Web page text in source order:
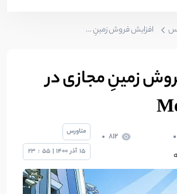
افزایش فروش زمینِ مجازی در Metaverse
زمینِ مجازی در
812
متاورس
15 آذر 1400
|
55
:
23